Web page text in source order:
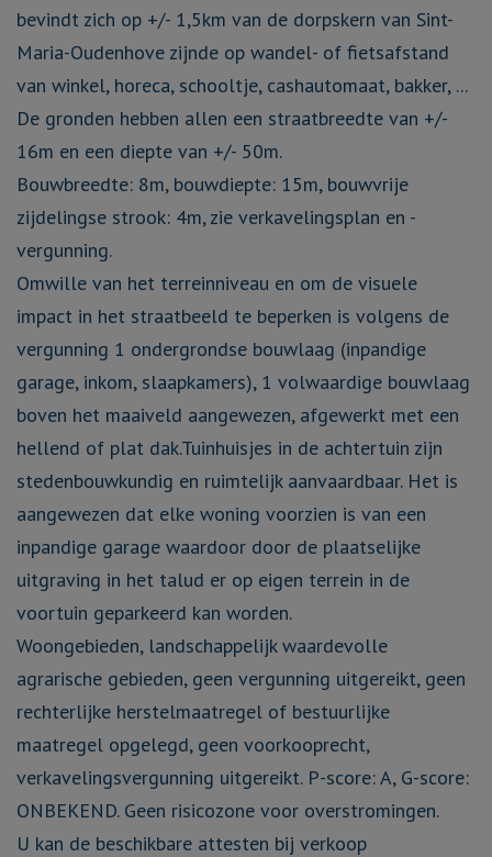
bevindt zich op +/- 1,5km van de dorpskern van Sint-
Maria-Oudenhove zijnde op wandel- of fietsafstand
van winkel, horeca, schooltje, cashautomaat, bakker, ...
De gronden hebben allen een straatbreedte van +/-
16m en een diepte van +/- 50m.
Bouwbreedte: 8m, bouwdiepte: 15m, bouwvrije
zijdelingse strook: 4m, zie verkavelingsplan en -
vergunning.
Omwille van het terreinniveau en om de visuele
impact in het straatbeeld te beperken is volgens de
vergunning 1 ondergrondse bouwlaag (inpandige
garage, inkom, slaapkamers), 1 volwaardige bouwlaag
boven het maaiveld aangewezen, afgewerkt met een
hellend of plat dak.Tuinhuisjes in de achtertuin zijn
stedenbouwkundig en ruimtelijk aanvaardbaar. Het is
aangewezen dat elke woning voorzien is van een
inpandige garage waardoor door de plaatselijke
uitgraving in het talud er op eigen terrein in de
voortuin geparkeerd kan worden.
Woongebieden, landschappelijk waardevolle
agrarische gebieden, geen vergunning uitgereikt, geen
rechterlijke herstelmaatregel of bestuurlijke
maatregel opgelegd, geen voorkooprecht,
verkavelingsvergunning uitgereikt. P-score: A, G-score:
ONBEKEND. Geen risicozone voor overstromingen.
U kan de beschikbare attesten bij verkoop